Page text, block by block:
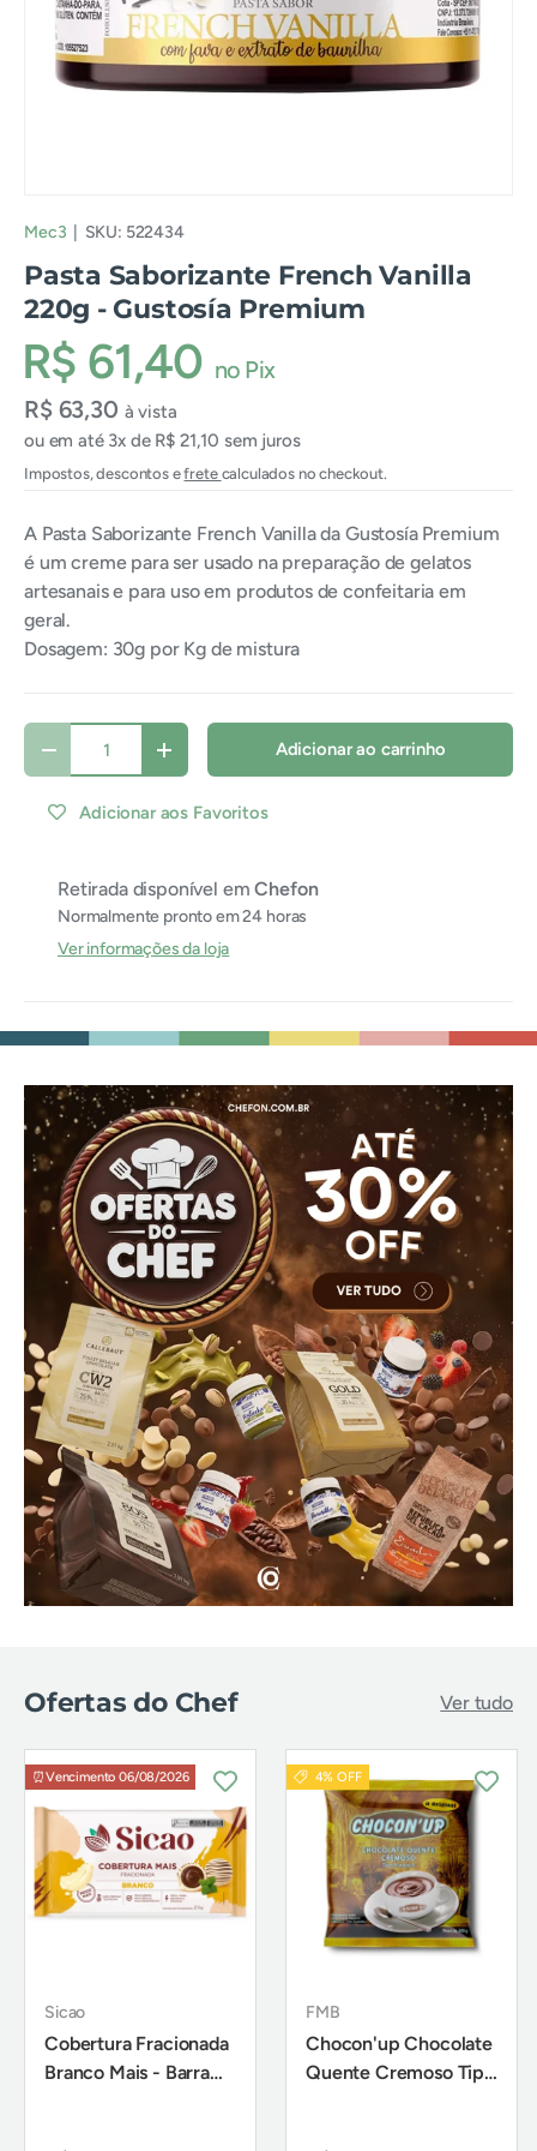
Mec3 SKU: 522434
Pasta Saborizante French Vanilla
220g - Gustosía Premium
R$ 61,40 no Pix
R$ 63,30 à vista
ou em até 3x de R$ 21,10 sem juros
Impostos, descontos efrete calculados no checkout.
A Pasta Saborizante French Vanilla da Gustosía Premium
é um creme para ser usado na preparação de gelatos
artesanais e para uso em produtos de confeitaria em
geral.
Dosagem: 30g por Kg de mistura
Qtde
Diminuir quantidadeAumentar quantidadeAdicionar ao carrinho
Adicionar aos Favoritos
Retirada disponível emChefon
Normalmente pronto em 24 horas
Ver informações da loja
Ofertas do Chef Ver tudo
⏰Vencimento 06/08/2026
Sicao
Cobertura Fracionada
Branco Mais - Barra
4% OFF
FMB
Chocon'up Chocolate
Quente Cremoso Tipo